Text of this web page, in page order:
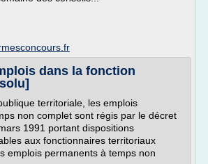
dans la fonction
territoriale, les emplois
non complet sont régis par le décret
1991 portant dispositions
aux fonctionnaires territoriaux
emplois permanents à temps non